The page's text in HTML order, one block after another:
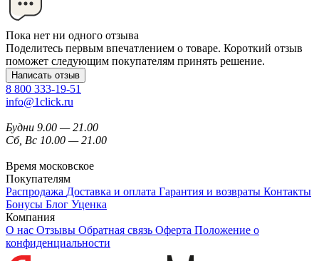
Пока нет ни одного отзыва
Поделитесь первым впечатлением о товаре. Короткий отзыв
поможет следующим покупателям принять решение.
Написать отзыв
8 800 333-19-51
info@1click.ru
Будни 9.00 — 21.00
Сб, Вс 10.00 — 21.00
Время московское
Покупателям
Распродажа Доставка и оплата Гарантия и возвраты Контакты
Бонусы Блог Уценка
Компания
О нас Отзывы Обратная связь Оферта Положение о
конфиденциальности